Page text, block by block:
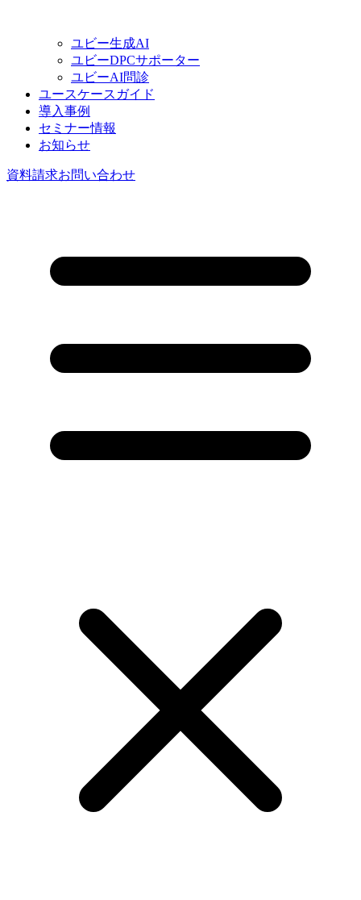
ユビー生成AI
ユビーDPCサポーター
ユビーAI問診
ユースケースガイド
導入事例
セミナー情報
お知らせ
資料請求お問い合わせ